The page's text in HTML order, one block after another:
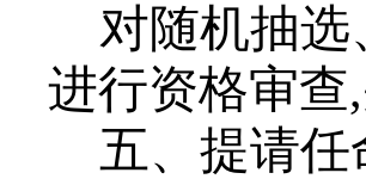
对随机抽
进行资格审查
五、提请任